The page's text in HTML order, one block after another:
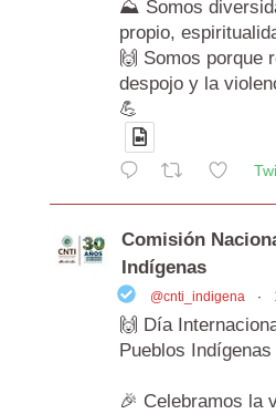
⛰️ Somos
propio,
🙌 Somos porque
despojo y la
💪
Comisión
Indígenas
@cnti_indigena ·
🙌 Día
Pueblos Indígenas
🎉 Celebramos la